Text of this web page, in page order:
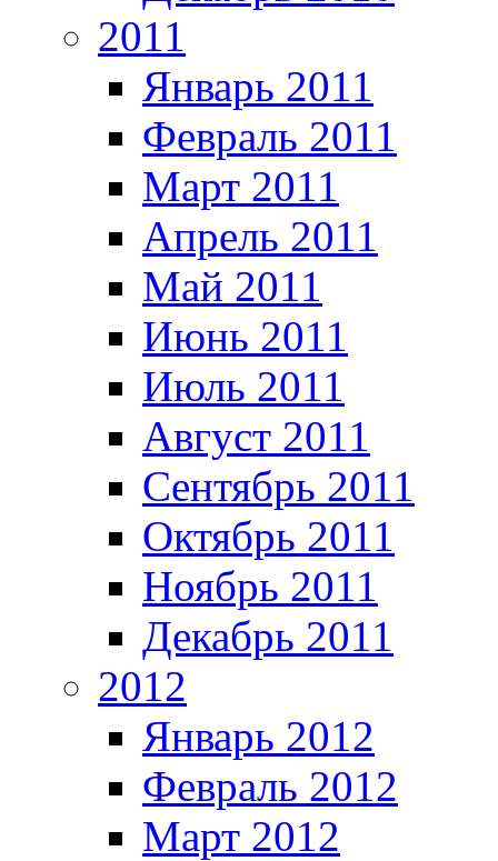
2011
Январь 2011
Февраль 2011
Март 2011
Апрель 2011
Май 2011
Июнь 2011
Июль 2011
Август 2011
Сентябрь 2011
Октябрь 2011
Ноябрь 2011
Декабрь 2011
2012
Январь 2012
Февраль 2012
Март 2012